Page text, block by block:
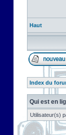
Haut
Index du
Qui est en
Utilisateur(s)